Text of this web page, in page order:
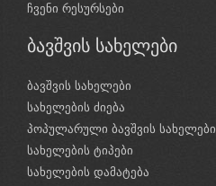
ჩვენი რესურსები
ბავშვის სახელები
ბავშვის სახელები
სახელების ძიება
პოპულარული ბავშვის სახელები
სახელების ტიპები
სახელების დამატება